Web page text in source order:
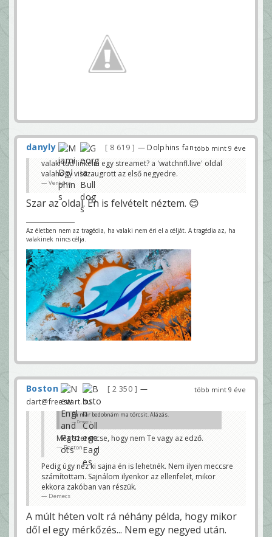
több mint 9 éve
danyly 8 619 — Dolphins fan
valaki tud linkelni egy streamet? a 'watchnfl.live' oldal
valahogy visszaugrott az első negyedre.
Ventura
Szar az oldal. Én is felvételt néztem. 😊
Az életben nem az tragédia, ha valaki nem éri el a célját. A tragédia az, ha
valakinek nincs célja.
több mint 9 éve
Boston 2 350
—
dart@freestart.hu
Én már bedobnám ma törcsit. Alázás.
Demecs
Még szerencse, hogy nem Te vagy az edző.
Boston
Pedig úgy néz ki sajna én is lehetnék. Nem ilyen meccsre
számítottam. Sajnálom ilyenkor az ellenfelet, mikor
ekkora zakóban van részük.
Demecs
A múlt héten volt rá néhány példa, hogy mikor
dől el egy mérkőzés... Nem egy negyed után.